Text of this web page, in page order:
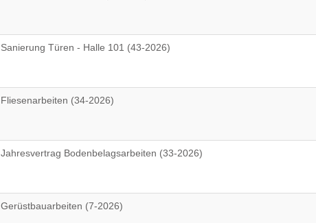
Sanierung Türen - Halle 101 (43-2026)
Fliesenarbeiten (34-2026)
Jahresvertrag Bodenbelagsarbeiten (33-2026)
Gerüstbauarbeiten (7-2026)